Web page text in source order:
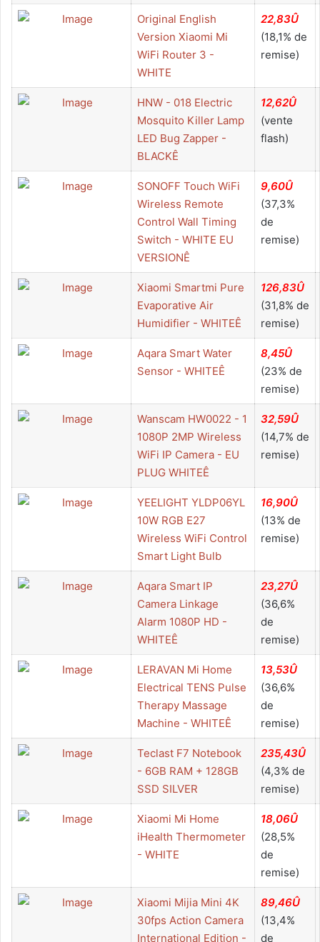
Original English
Version Xiaomi Mi
WiFi Router 3 -
WHITE
22,83Û
(18,1% de
remise)
HNW - 018 Electric
Mosquito Killer Lamp
LED Bug Zapper -
BLACKÊ
12,62Û
(vente
flash)
SONOFF Touch WiFi
Wireless Remote
Control Wall Timing
Switch - WHITE EU
VERSIONÊ
9,60Û
(37,3%
de
remise)
Xiaomi Smartmi Pure
Evaporative Air
Humidifier - WHITEÊ
126,83Û
(31,8% de
remise)
Aqara Smart Water
Sensor - WHITEÊ
8,45Û
(23% de
remise)
Wanscam HW0022 - 1
1080P 2MP Wireless
WiFi IP Camera - EU
PLUG WHITEÊ
32,59Û
(14,7% de
remise)
YEELIGHT YLDP06YL
10W RGB E27
Wireless WiFi Control
Smart Light Bulb
16,90Û
(13% de
remise)
Aqara Smart IP
Camera Linkage
Alarm 1080P HD -
WHITEÊ
23,27Û
(36,6%
de
remise)
LERAVAN Mi Home
Electrical TENS Pulse
Therapy Massage
Machine - WHITEÊ
13,53Û
(36,6%
de
remise)
Teclast F7 Notebook
- 6GB RAM + 128GB
SSD SILVER
235,43Û
(4,3% de
remise)
Xiaomi Mi Home
iHealth Thermometer
- WHITE
18,06Û
(28,5%
de
remise)
Xiaomi Mijia Mini 4K
30fps Action Camera
International Edition -
89,46Û
(13,4%
de